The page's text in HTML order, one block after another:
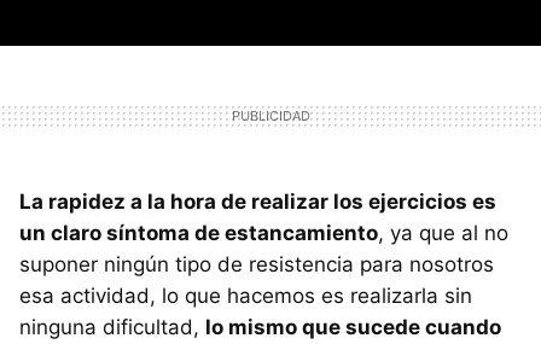
La rapidez a la hora de realizar los ejercicios es
un claro síntoma de estancamiento, ya que al no
suponer ningún tipo de resistencia para nosotros
esa actividad, lo que hacemos es realizarla sin
ninguna dificultad, lo mismo que sucede cuando